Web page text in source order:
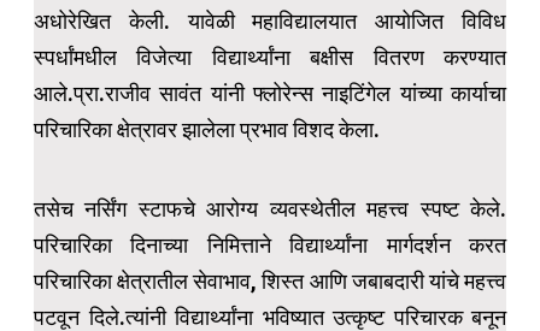
अधोरेखित केली. यावेळी महाविद्यालयात आयोजित विविध
स्पर्धांमधील विजेत्या विद्यार्थ्यांना बक्षीस वितरण करण्यात
आले.प्रा.राजीव सावंत यांनी फ्लोरेन्स नाइटिंगेल यांच्या कार्याचा
परिचारिका क्षेत्रावर झालेला प्रभाव विशद केला.
तसेच नर्सिंग स्टाफचे आरोग्य व्यवस्थेतील महत्त्व स्पष्ट केले.
परिचारिका दिनाच्या निमित्ताने विद्यार्थ्यांना मार्गदर्शन करत
परिचारिका क्षेत्रातील सेवाभाव, शिस्त आणि जबाबदारी यांचे महत्त्व
पटवून दिले.त्यांनी विद्यार्थ्यांना भविष्यात उत्कृष्ट परिचारक बनून